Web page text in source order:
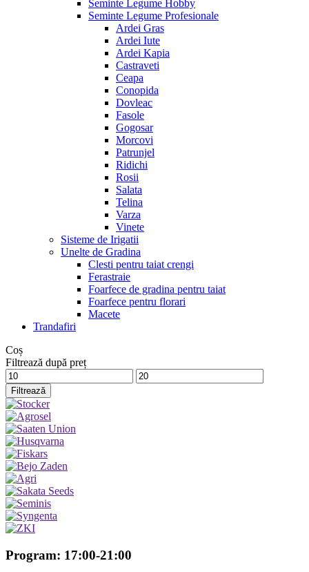
Seminte Legume Hobby
Seminte Legume Profesionale
Ardei Gras
Ardei Iute
Ardei Kapia
Castraveti
Ceapa
Conopida
Dovleac
Fasole
Gogosar
Morcovi
Patrunjel
Ridichi
Rosii
Salata
Telina
Varza
Vinete
Sisteme de Irigatii
Unelte de Gradina
Clesti pentru taiat crengi
Ferastraie
Foarfece de gradina pentru taiat
Foarfece pentru florari
Macete
Trandafiri
Coș
Filtrează după preț
Preț
minim
Preț
maxim
Filtrează
Program: 17:00-21:00